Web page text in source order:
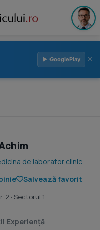
▶ GooglePlay ×
de laborator clinic
Salvează favorit
2 · Sectorul 1
Experiență